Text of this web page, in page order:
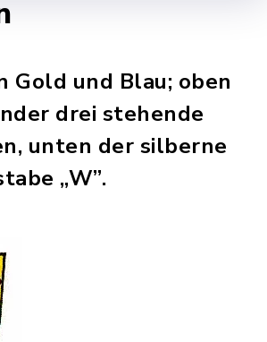
Gold und Blau; oben
drei stehende
unten der silberne
„W”.